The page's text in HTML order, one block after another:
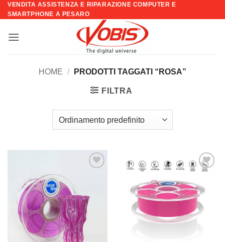
Salta
ai
VENDITA ASSISTENZA E RIPARAZIONE COMPUTER E
SMARTPHONE A PESARO
HOME / PRODOTTI TAGGATI “ROSA”
FILTRA
desideri
alla lista
dei
desideri